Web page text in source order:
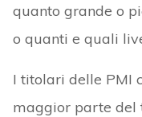
quanto grande o
o quanti e quali
I titolari delle PMI
maggior parte del